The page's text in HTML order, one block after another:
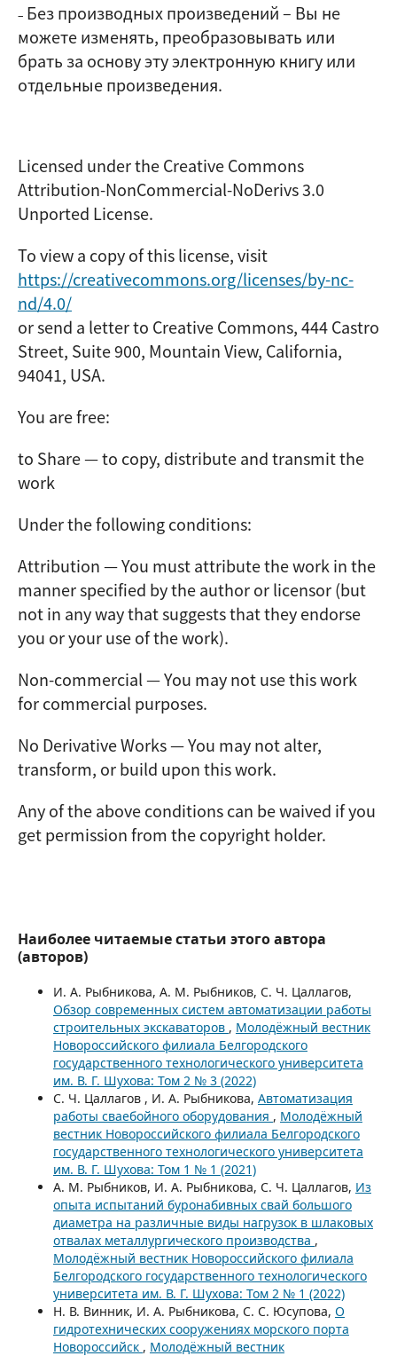
– Без производных произведений– Вы не
можете изменять, преобразовывать или
брать за основу эту электронную книгу или
отдельные произведения.
Licensed under the Creative Commons
Attribution-NonCommercial-NoDerivs 3.0
Unported License.
To view a copy of this license, visit
https://creativecommons.org/licenses/by-nc-
nd/4.0/
or send a letter to Creative Commons, 444 Castro
Street, Suite 900, Mountain View, California,
94041, USA.
You are free:
to Share — to copy, distribute and transmit the
work
Under the following conditions:
Attribution — You must attribute the work in the
manner specified by the author or licensor (but
not in any way that suggests that they endorse
you or your use of the work).
Non-commercial — You may not use this work
for commercial purposes.
No Derivative Works — You may not alter,
transform, or build upon this work.
Any of the above conditions can be waived if you
get permission from the copyright holder.
Наиболее читаемые статьи этого автора
(авторов)
И. А. Рыбникова, А. М. Рыбников, С. Ч. Цаллагов,
Обзор современных систем автоматизации работы
строительных экскаваторов , Молодёжный вестник
Новороссийского филиала Белгородского
государственного технологического университета
им. В. Г. Шухова: Том 2 № 3 (2022)
С. Ч. Цаллагов , И. А. Рыбникова, Автоматизация
работы сваебойного оборудования , Молодёжный
вестник Новороссийского филиала Белгородского
государственного технологического университета
им. В. Г. Шухова: Том 1 № 1 (2021)
А. М. Рыбников, И. А. Рыбникова, С. Ч. Цаллагов, Из
опыта испытаний буронабивных свай большого
диаметра на различные виды нагрузок в шлаковых
отвалах металлургического производства ,
Молодёжный вестник Новороссийского филиала
Белгородского государственного технологического
университета им. В. Г. Шухова: Том 2 № 1 (2022)
Н. В. Винник, И. А. Рыбникова, С. С. Юсупова, О
гидротехнических сооружениях морского порта
Новороссийск , Молодёжный вестник